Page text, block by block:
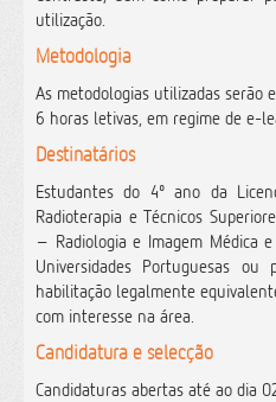
utilização.
Metodologia
As metodologias utilizadas serão
6 horas letivas, em regime de e-
Destinatários
Estudantes do 4º ano da
Radioterapia e Técnicos
– Radiologia e Imagem Médica
Universidades Portuguesas ou
habilitação legalmente
com interesse na área.
Candidatura e selecção
Candidaturas abertas até ao dia